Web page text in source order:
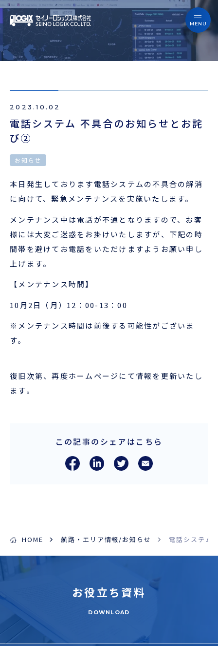
会員ログイン
本船スケジュール
お役立ち資料
セイノーロジックスを知る
サービス
お役立ちブログ
よくあるご質問
ニュース
セイノーロジックスを知る
事例
お役立ちブログ
よくあるご質問
ニュース
企業情報
採用情報
本船スケジュール
会員ログイン
2023.10.02
電話システム 不具合のお知らせとお詫
び②
お知らせ
本日発生しております電話システムの不具合の解消
に向けて、緊急メンテナンスを実施いたします。
メンテナンス中は電話が不通となりますので、お客
様には大変ご迷惑をお掛けいたしますが、下記の時
間帯を避けてお電話をいただけますようお願い申し
上げます。
【メンテナンス時間】
10月2日（月）12：00-13：00
※メンテナンス時間は前後する可能性がございま
す。
復旧次第、再度ホームページにて情報を更新いたし
ます。
この記事のシェアはこちら
HOME 航路・エリア情報/お知らせ 電話システム
お役立ち 資料
DOWNLOAD